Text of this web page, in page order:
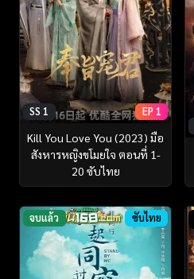
SS 1 EP 1
Kill You Love You (2023) มือ
สังหารหญิงขโมยใจ ตอนที่ 1-
20 ซับไทย
จบแล้ว ซับไทย